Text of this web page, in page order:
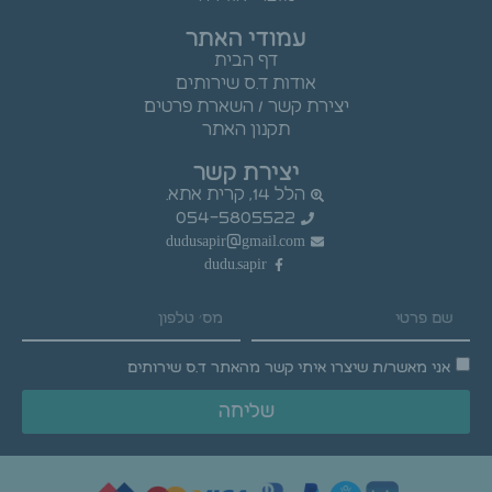
עמודי האתר
דף הבית
אודות ד.ס שירותים
יצירת קשר / השארת פרטים
תקנון האתר
יצירת קשר
הלל 14, קרית אתא.
054-5805522
dudusapir@gmail.com
dudu.sapir
אני מאשר/ת שיצרו איתי קשר מהאתר ד.ס שירותים
שליחה